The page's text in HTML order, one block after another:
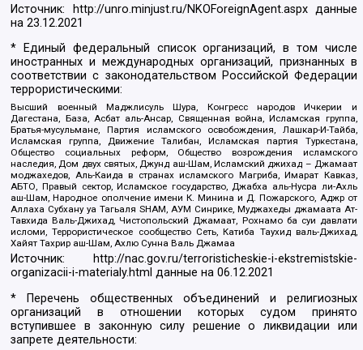
Источник: http://unro.minjust.ru/NKOForeignAgent.aspxданные
на23.12.2021
* Единый федеральный список организаций, в том числе
иностранных и международных организаций, признанных в
соответствии с законодательством Российской Федерации
террористическими:
Высший военный Маджлисуль Шура, Конгресс народов Ичкерии и
Дагестана, База, Асбат аль-Ансар, Священная война, Исламская группа,
Братья-мусульмане, Партия исламского освобождения, Лашкар-И-Тайба,
Исламская группа, Движение Талибан, Исламская партия Туркестана,
Общество социальных реформ, Общество возрождения исламского
наследия, Дом двух святых, Джунд аш-Шам, Исламский джихад – Джамаат
моджахедов, Аль-Каида в странах исламского Магриба, Имарат Кавказ,
АБТО, Правый сектор, Исламское государство, Джабха аль-Нусра ли-Ахль
аш-Шам, Народное ополчение имени К. Минина и Д. Пожарского, Аджр от
Аллаха Субхану уа Тагьаля SHAM, АУМ Синрике, Муджахеды джамаата Ат-
Тавхида Валь-Джихад, Чистопольский Джамаат, Рохнамо ба суи давлати
исломи, Террористическое сообщество Сеть, Катиба Таухид валь-Джихад,
Хайят Тахрир аш-Шам, Ахлю Сунна Валь Джамаа
Источник:
http://nac.gov.ru/terroristicheskie-i-ekstremistskie-
organizacii-i-materialy.html данные на06.12.2021
* Перечень общественных объединений и религиозных
организаций в отношении которых судом принято
вступившее в законную силу решение о ликвидации или
запрете деятельности: